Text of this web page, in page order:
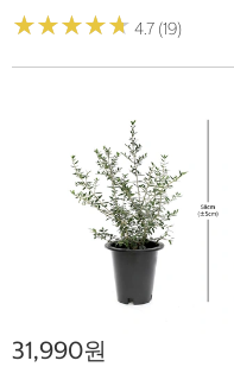
★★★★★
★★★★★ 4.7 (19)
31,990원